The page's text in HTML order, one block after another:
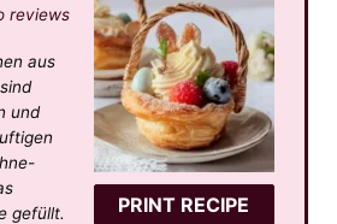
PRINT RECIPE
reviews
aus
und
gefüllt.